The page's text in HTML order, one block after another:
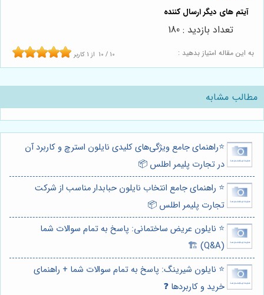
به این مقاله امتیاز بدهید : 10 / 10 از 1 کاربر
تعداد بازدید : 180
مطالب مشابه
⭐️راهنمای جامع ویژگی‌های کلیدی نایلون استرچ و کاربرد آن
در تجارت پلیمر اطلس 📦
⭐️ راهنمای جامع انتخاب نایلون حبابدار مناسب از شرکت
تجارت پلیمر اطلس 📦
⭐️ نایلون عریض ساختمانی: پاسخ به تمام سوالات شما
(Q&A) 🏗️
⭐️ نایلون شیرینگ: پاسخ به تمام سوالات شما + راهنمای
خرید و کاربردها ❓